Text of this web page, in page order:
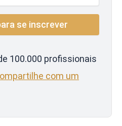
100.000 profissionais
com um